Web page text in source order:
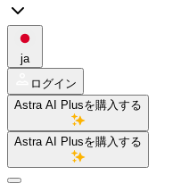
ja
ログイン
Astra AI Plusを購入する
Astra AI Plusを購入する